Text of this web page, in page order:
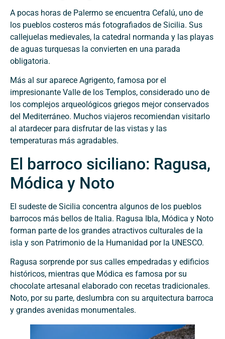
A pocas horas de Palermo se encuentra Cefalú, uno de
los pueblos costeros más fotografiados de Sicilia. Sus
callejuelas medievales, la catedral normanda y las playas
de aguas turquesas la convierten en una parada
obligatoria.
Más al sur aparece Agrigento, famosa por el
impresionante Valle de los Templos, considerado uno de
los complejos arqueológicos griegos mejor conservados
del Mediterráneo. Muchos viajeros recomiendan visitarlo
al atardecer para disfrutar de las vistas y las
temperaturas más agradables.
El barroco siciliano: Ragusa,
Módica y Noto
El sudeste de Sicilia concentra algunos de los pueblos
barrocos más bellos de Italia. Ragusa Ibla, Módica y Noto
forman parte de los grandes atractivos culturales de la
isla y son Patrimonio de la Humanidad por la UNESCO.
Ragusa sorprende por sus calles empedradas y edificios
históricos, mientras que Módica es famosa por su
chocolate artesanal elaborado con recetas tradicionales.
Noto, por su parte, deslumbra con su arquitectura barroca
y grandes avenidas monumentales.